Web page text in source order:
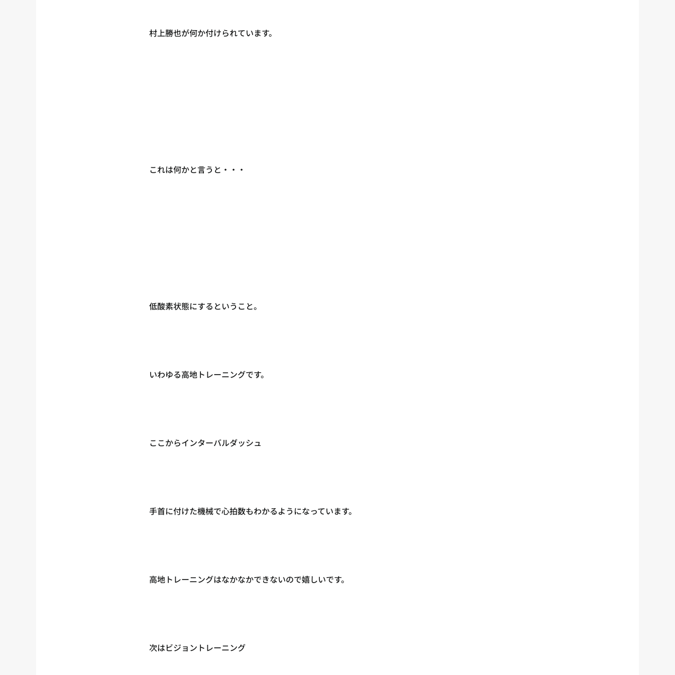
村上勝也が何か付けられています。
これは何かと言うと・・・
低酸素状態にするということ。
いわゆる高地トレーニングです。
ここからインターバルダッシュ
手首に付けた機械で心拍数もわかるようになっています。
高地トレーニングはなかなかできないので嬉しいです。
次はビジョントレーニング